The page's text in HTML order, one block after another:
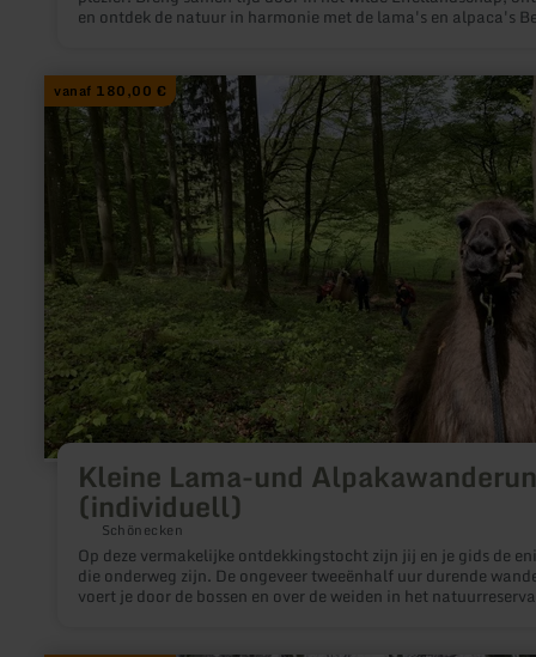
en ontdek de natuur in harmonie met de lama's en alpaca's
vanaf 180,00 €
Kleine Lama-und
(individuell)
Schönecken
Op deze vermakelijke ontdekkingstocht zijn jij en je gids de
die onderweg zijn. De ongeveer tweeënhalf uur durende
voert je door de bossen en over de weiden in het
informatie
over:
Kleine
Lama-
und
Alpakawanderung
(individuell)